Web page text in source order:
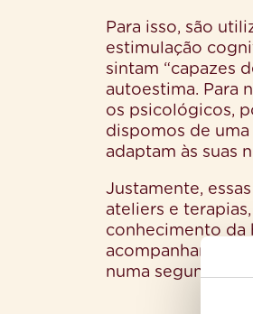
Para isso, são
estimulação
sintam “capazes
autoestima. Para
os psicológicos,
dispomos de
adaptam às suas
Justamente,
ateliers e
conhecimento da
numa segunda